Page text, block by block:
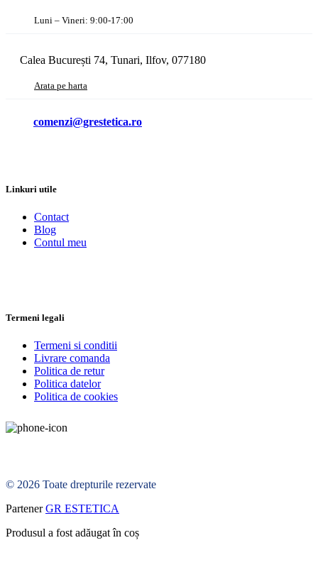
Luni – Vineri: 9:00-17:00
Calea București 74, Tunari, Ilfov, 077180
Arata pe harta
comenzi@grestetica.ro
Linkuri utile
Contact
Blog
Contul meu
Termeni legali
Termeni si conditii
Livrare comanda
Politica de retur
Politica datelor
Politica de cookies
© 2026 Toate drepturile rezervate
PartenerGR ESTETICA
Produsul a fost adăugat în coș